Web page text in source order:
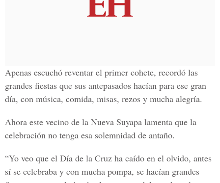
Apenas escuchó reventar el primer cohete, recordó las
grandes fiestas que sus antepasados hacían para ese gran
día, con música, comida, misas, rezos y mucha alegría.
Ahora este vecino de la Nueva Suyapa lamenta que la
celebración no tenga esa solemnidad de antaño.
“Yo veo que el Día de la Cruz ha caído en el olvido, antes
sí se celebraba y con mucha pompa, se hacían grandes